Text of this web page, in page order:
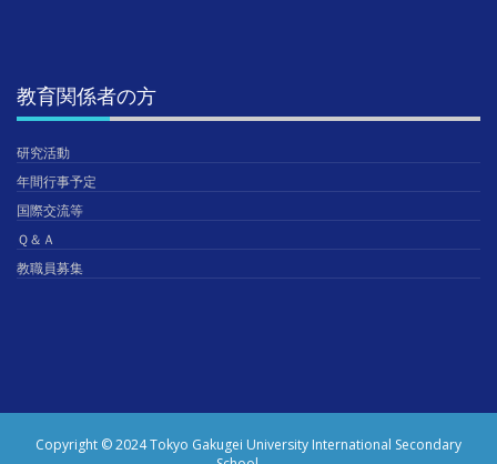
教育関係者の方
研究活動
年間行事予定
国際交流等
Ｑ＆Ａ
教職員募集
Copyright © 2024 Tokyo Gakugei University International Secondary